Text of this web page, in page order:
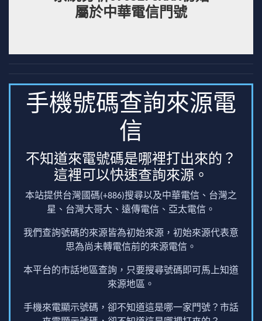
屬於中華電信門號
手機號碼查詢來源電
信
不知道來電號碼是哪裡打出來的？
這裡可以快速查詢來源。
本站提供台灣國碼(+886)搜尋以及中華電信、台灣之
星、台灣大哥大、遠傳電信、亞太電信。
我們查詢號碼的來源皆為初始來源，初始來源代表意
思為尚未轉電信前的來源電信。
本平台的市話地區查詢，只要搜尋號碼即可馬上知道
來源地區。
手機來電顯示號碼，卻不知道這是哪一家門號？市話